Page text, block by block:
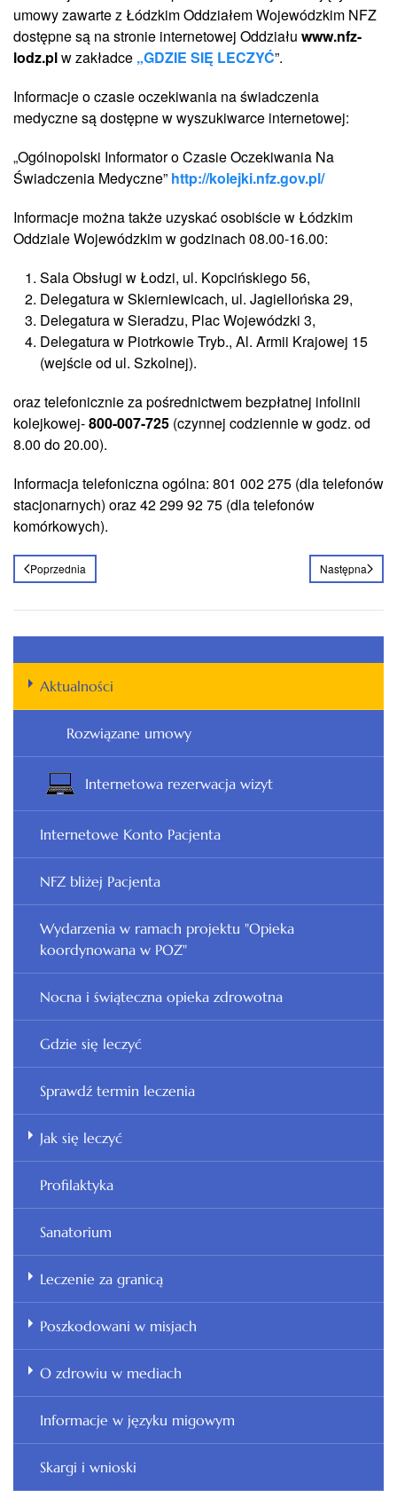
umowy zawarte z Łódzkim Oddziałem Wojewódzkim NFZ
dostępne są na stronie internetowej Oddziału www.nfz-
lodz.plw zakładce „GDZIE SIĘ LECZYĆ”.
Informacje o czasie oczekiwania na świadczenia
medyczne są dostępne w wyszukiwarce internetowej:
„Ogólnopolski Informator o Czasie Oczekiwania Na
Świadczenia Medyczne” http://kolejki.nfz.gov.pl/
Informacje można także uzyskać osobiście w Łódzkim
Oddziale Wojewódzkim w godzinach 08.00-16.00:
Sala Obsługi w Łodzi, ul. Kopcińskiego 56,
Delegatura w Skierniewicach, ul. Jagiellońska 29,
Delegatura w Sieradzu, Plac Wojewódzki 3,
Delegatura w Piotrkowie Tryb., Al. Armii Krajowej 15
(wejście od ul. Szkolnej).
oraz telefonicznie za pośrednictwem bezpłatnej infolinii
kolejkowej-800-007-725 (czynnej codziennie w godz. od
8.00 do 20.00).
Informacja telefoniczna ogólna: 801 002 275 (dla telefonów
stacjonarnych) oraz 42 299 92 75 (dla telefonów
komórkowych).
Poprzednia Następna
Aktualności
Rozwiązane umowy
Internetowa rezerwacja wizyt
Internetowe Konto Pacjenta
NFZ bliżej Pacjenta
Wydarzenia w ramach projektu "Opieka
koordynowana w POZ"
Nocna i świąteczna opieka zdrowotna
Gdzie się leczyć
Sprawdź termin leczenia
Jak się leczyć
Profilaktyka
Sanatorium
Leczenie za granicą
Poszkodowani w misjach
O zdrowiu w mediach
Informacje w języku migowym
Skargi i wnioski